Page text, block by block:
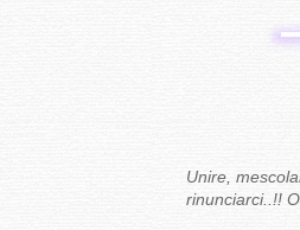
Unire,
rinunciarci..!!